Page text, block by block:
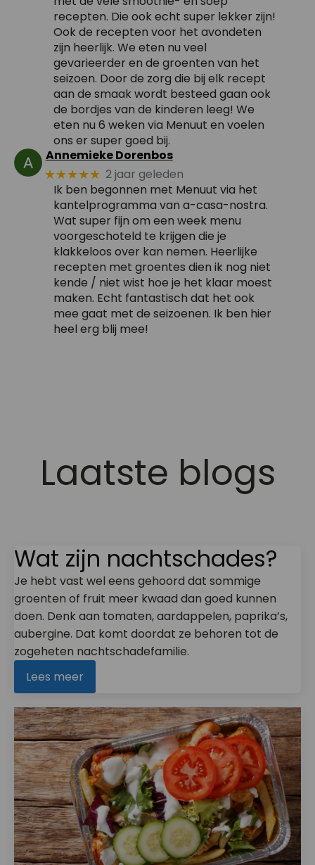
recepten. Die ook echt super lekker zijn!
Ook de recepten voor het avondeten
zijn heerlijk. We eten nu veel
gevarieerder en de groenten van het
seizoen. Door de zorg die bij elk recept
aan de smaak wordt besteed gaan ook
de bordjes van de kinderen leeg! We
eten nu 6 weken via Menuut en voelen
ons er super goed bij.
Annemieke Dorenbos
★★★★★ 2 jaar geleden
Ik ben begonnen met Menuut via het
kantelprogramma van a-casa-nostra.
Wat super fijn om een week menu
voorgeschoteld te krijgen die je
klakkeloos over kan nemen. Heerlijke
recepten met groentes dien ik nog niet
kende / niet wist hoe je het klaar moest
maken. Echt fantastisch dat het ook
mee gaat met de seizoenen. Ik ben hier
heel erg blij mee!
Laatste blogs
Wat zijn nachtschades?
Je hebt vast wel eens gehoord dat sommige
groenten of fruit meer kwaad dan goed kunnen
doen. Denk aan tomaten, aardappelen, paprika’s,
aubergine. Dat komt doordat ze behoren tot de
zogeheten nachtschadefamilie.
Lees meer